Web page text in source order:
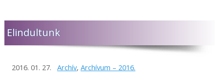
Elindultunk
2016. 01. 27. Archív, Archívum – 2016.